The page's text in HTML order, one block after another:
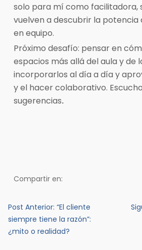
solo para mí como facilitadora,
vuelven a descubrir la potencia
en equipo.
Próximo desafío: pensar en
espacios más allá del aula y de
incorporarlos al día a día y
y el hacer colaborativo.
sugerencias.
Compartir en:
Navegación
de
entradas
Post Anterior: “El cliente
siempre tiene la razón”:
¿mito o realidad?